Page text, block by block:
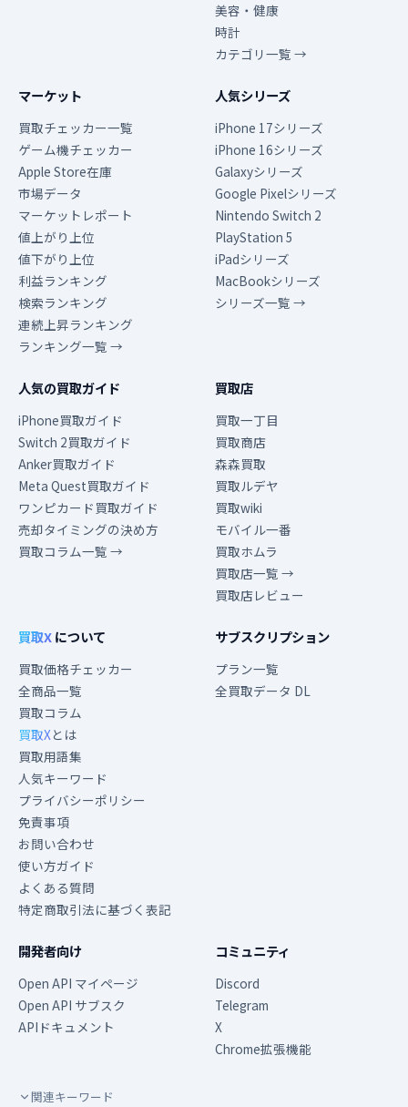
美容・健康
時計
カテゴリ一覧 →
マーケット
買取チェッカー一覧
ゲーム機チェッカー
Apple Store在庫
市場データ
マーケットレポート
値上がり上位
値下がり上位
利益ランキング
検索ランキング
連続上昇ランキング
ランキング一覧 →
人気シリーズ
iPhone 17シリーズ
iPhone 16シリーズ
Galaxyシリーズ
Google Pixelシリーズ
Nintendo Switch 2
PlayStation 5
iPadシリーズ
MacBookシリーズ
シリーズ一覧 →
人気の買取ガイド
iPhone買取ガイド
Switch 2買取ガイド
Anker買取ガイド
Meta Quest買取ガイド
ワンピカード買取ガイド
売却タイミングの決め方
買取コラム一覧 →
買取店
買取一丁目
買取商店
森森買取
買取ルデヤ
買取wiki
モバイル一番
買取ホムラ
買取店一覧 →
買取店レビュー
買取Xについて
買取価格チェッカー
全商品一覧
買取コラム
買取Xとは
買取用語集
人気キーワード
プライバシーポリシー
免責事項
お問い合わせ
使い方ガイド
よくある質問
特定商取引法に基づく表記
サブスクリプション
プラン一覧
全買取データ DL
開発者向け
Open API マイページ
Open API サブスク
APIドキュメント
コミュニティ
Discord
Telegram
X
Chrome拡張機能
関連キーワード